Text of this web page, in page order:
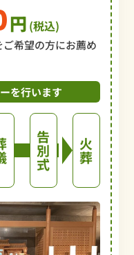
円 (税込)
希望の方にお薦め
を行います
告
別
式
火
葬